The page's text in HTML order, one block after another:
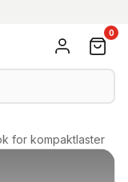
0
for kompaktlaster